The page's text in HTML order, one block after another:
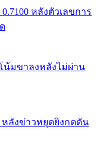
หลังตัวเลขการ
น้มขาลงหลังไม่ผ่าน
หลังข่าวหยุดยิงกดดัน